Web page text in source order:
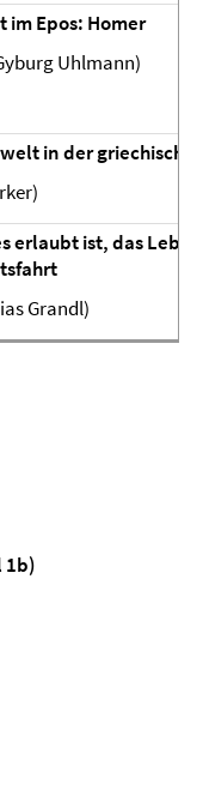
im Epos: Homer
Uhlmann)
in der
erlaubt ist, das
Grandl)
1b)